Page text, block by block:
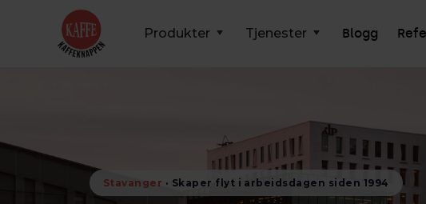
Produkter Tjenester Blogg
Stavanger · Skaper flyt i arbeidsdagen siden 1994